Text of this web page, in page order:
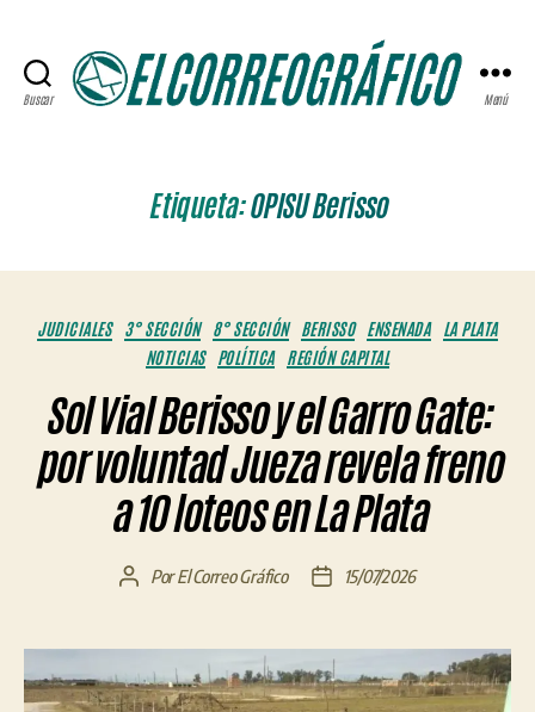
Buscar Menú
Etiqueta:OPISU Berisso
Categorías
JUDICIALES 3° SECCIÓN 8° SECCIÓN BERISSO ENSENADA
LA PLATA
NOTICIAS
POLÍTICA REGIÓN CAPITAL
Sol Vial Berisso y el Garro Gate:
por voluntad Jueza revela freno
a 10 loteos en La Plata
Autor
entrada
PorEl Correo Gráfico
Fecha
entrada
15/07/2026